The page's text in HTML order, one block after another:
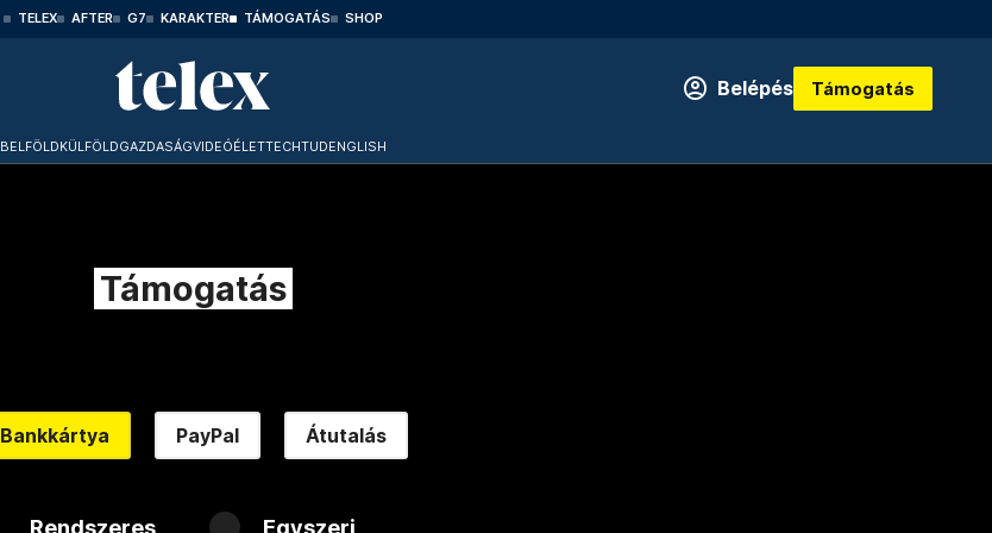
TELEX AFTER G7 KARAKTER TÁMOGATÁS SHOP
Belépés Támogatás
BELFÖLDKÜLFÖLDGAZDASÁGVIDEÓÉLETTECHTUDENGLISH
Támogatás
Bankkártya PayPal Átutalás
Rendszeres Egyszeri